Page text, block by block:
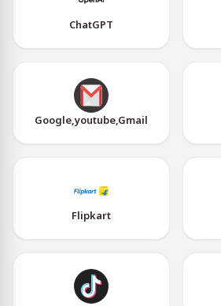
ChatGPT
Google,youtube,Gmail
Flipkart